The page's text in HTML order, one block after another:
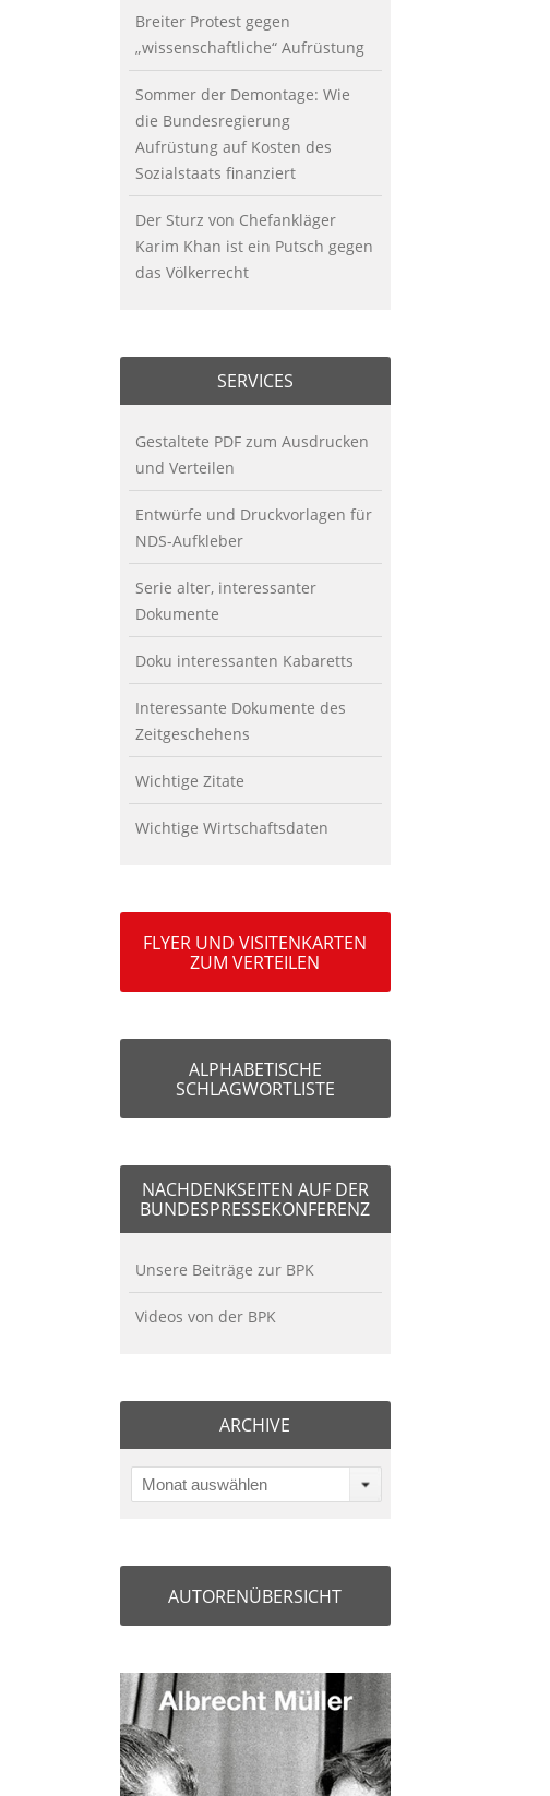
Breiter Protest gegen
„wissenschaftliche“ Aufrüstung
Sommer der Demontage: Wie
die Bundesregierung
Aufrüstung auf Kosten des
Sozialstaats finanziert
Der Sturz von Chefankläger
Karim Khan ist ein Putsch gegen
das Völkerrecht
SERVICES
Gestaltete PDF zum Ausdrucken
und Verteilen
Entwürfe und Druckvorlagen für
NDS-Aufkleber
Serie alter, interessanter
Dokumente
Doku interessanten Kabaretts
Interessante Dokumente des
Zeitgeschehens
Wichtige Zitate
Wichtige Wirtschaftsdaten
FLYER UND VISITENKARTEN
ZUM VERTEILEN
ALPHABETISCHE
SCHLAGWORTLISTE
NACHDENKSEITEN AUF DER
BUNDESPRESSEKONFERENZ
Unsere Beiträge zur BPK
Videos von der BPK
ARCHIVE
Monat auswählen
AUTORENÜBERSICHT